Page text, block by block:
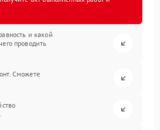
и какой
проводить
Сможете